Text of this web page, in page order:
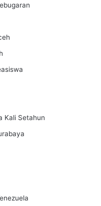
Kali Setahun